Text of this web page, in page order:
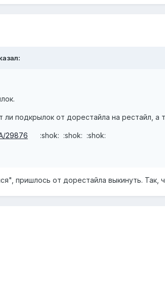
подкрылок от дорестайла на рестайл, а
29876 :shok: :shok: :shok:
пришлось от дорестайла выкинуть. Так,